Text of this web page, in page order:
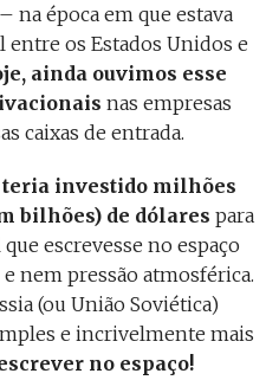
na época em que estava
entre os Estados Unidos e
ainda ouvimos esse
nas empresas
caixas de entrada.
teria investido milhões
bilhões) de dólares para
escrevesse no espaço
nem pressão atmosférica.
(ou União Soviética)
e incrivelmente mais
no espaço!